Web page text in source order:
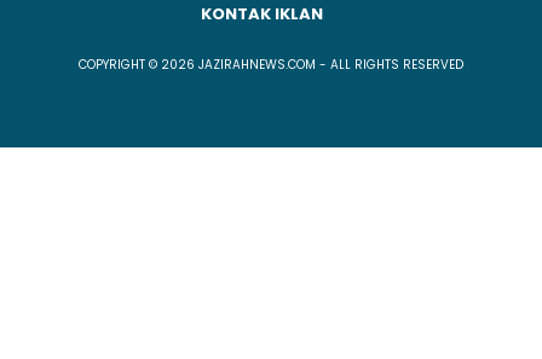
KONTAK IKLAN
COPYRIGHT © 2026 JAZIRAHNEWS.COM - ALL RIGHTS RESERVED